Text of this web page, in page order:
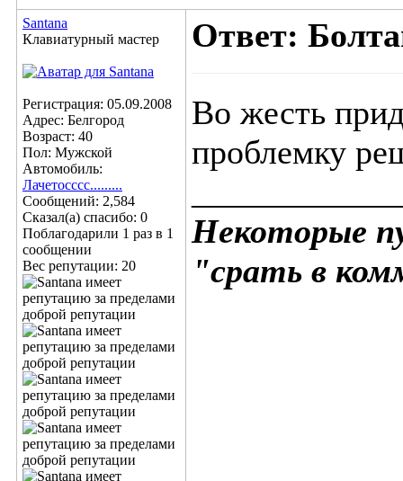
Santana
Клавиатурный мастер
Регистрация: 05.09.2008
Адрес: Белгород
Возраст: 40
Пол: Мужской
Автомобиль:
Лачетосссс.........
Сообщений: 2,584
Сказал(а) спасибо: 0
Поблагодарили 1 раз в 1
сообщении
Вес репутации: 20
Ответ:
Во жесть
проблемку
Некоторые
"срать в